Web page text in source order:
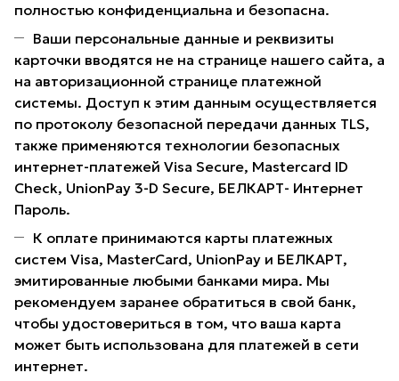
полностью конфиденциальна и безопасна.
Ваши персональные данные и реквизиты
карточки вводятся не на странице нашего сайта, а
на авторизационной странице платежной
системы. Доступ к этим данным осуществляется
по протоколу безопасной передачи данных TLS,
также применяются технологии безопасных
интернет-платежей Visa Secure, Mastercard ID
Check, UnionPay 3-D Secure, БЕЛКАРТ- Интернет
Пароль.
К оплате принимаются карты платежных
систем Visa, MasterCard, UnionPay и БЕЛКАРТ,
эмитированные любыми банками мира. Мы
рекомендуем заранее обратиться в свой банк,
чтобы удостовериться в том, что ваша карта
может быть использована для платежей в сети
интернет.